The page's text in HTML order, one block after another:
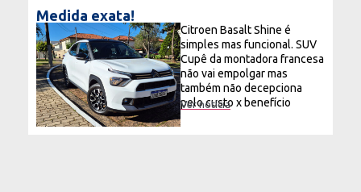
Medida exata!
Citroen Basalt Shine é
simples mas funcional. SUV
Cupê da montadora francesa
não vai empolgar mas
também não decepciona
pelo custo x benefício
Ver notícia